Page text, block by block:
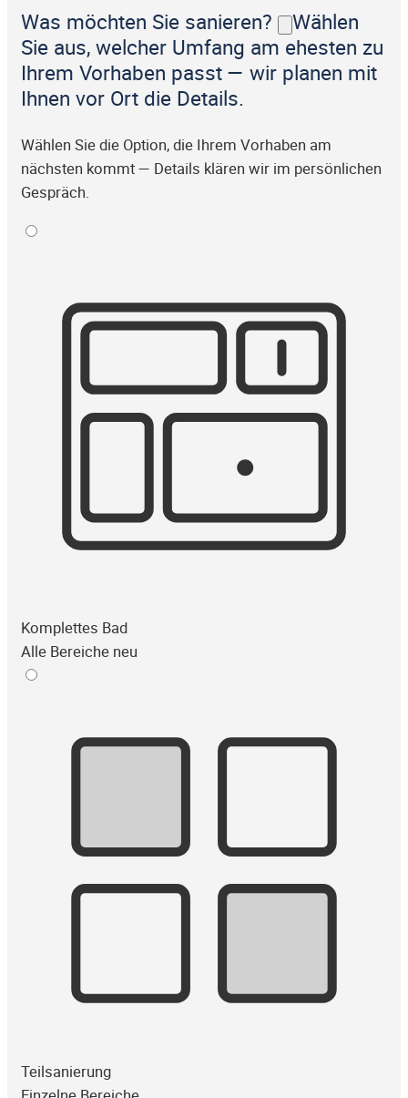
Was möchten Sie sanieren?
Wählen
Sie aus, welcher Umfang am ehesten zu
Ihrem Vorhaben passt — wir planen mit
Ihnen vor Ort die Details.
Wählen Sie die Option, die Ihrem Vorhaben am
nächsten kommt — Details klären wir im persönlichen
Gespräch.
Komplettes Bad
Alle Bereiche neu
Teilsanierung